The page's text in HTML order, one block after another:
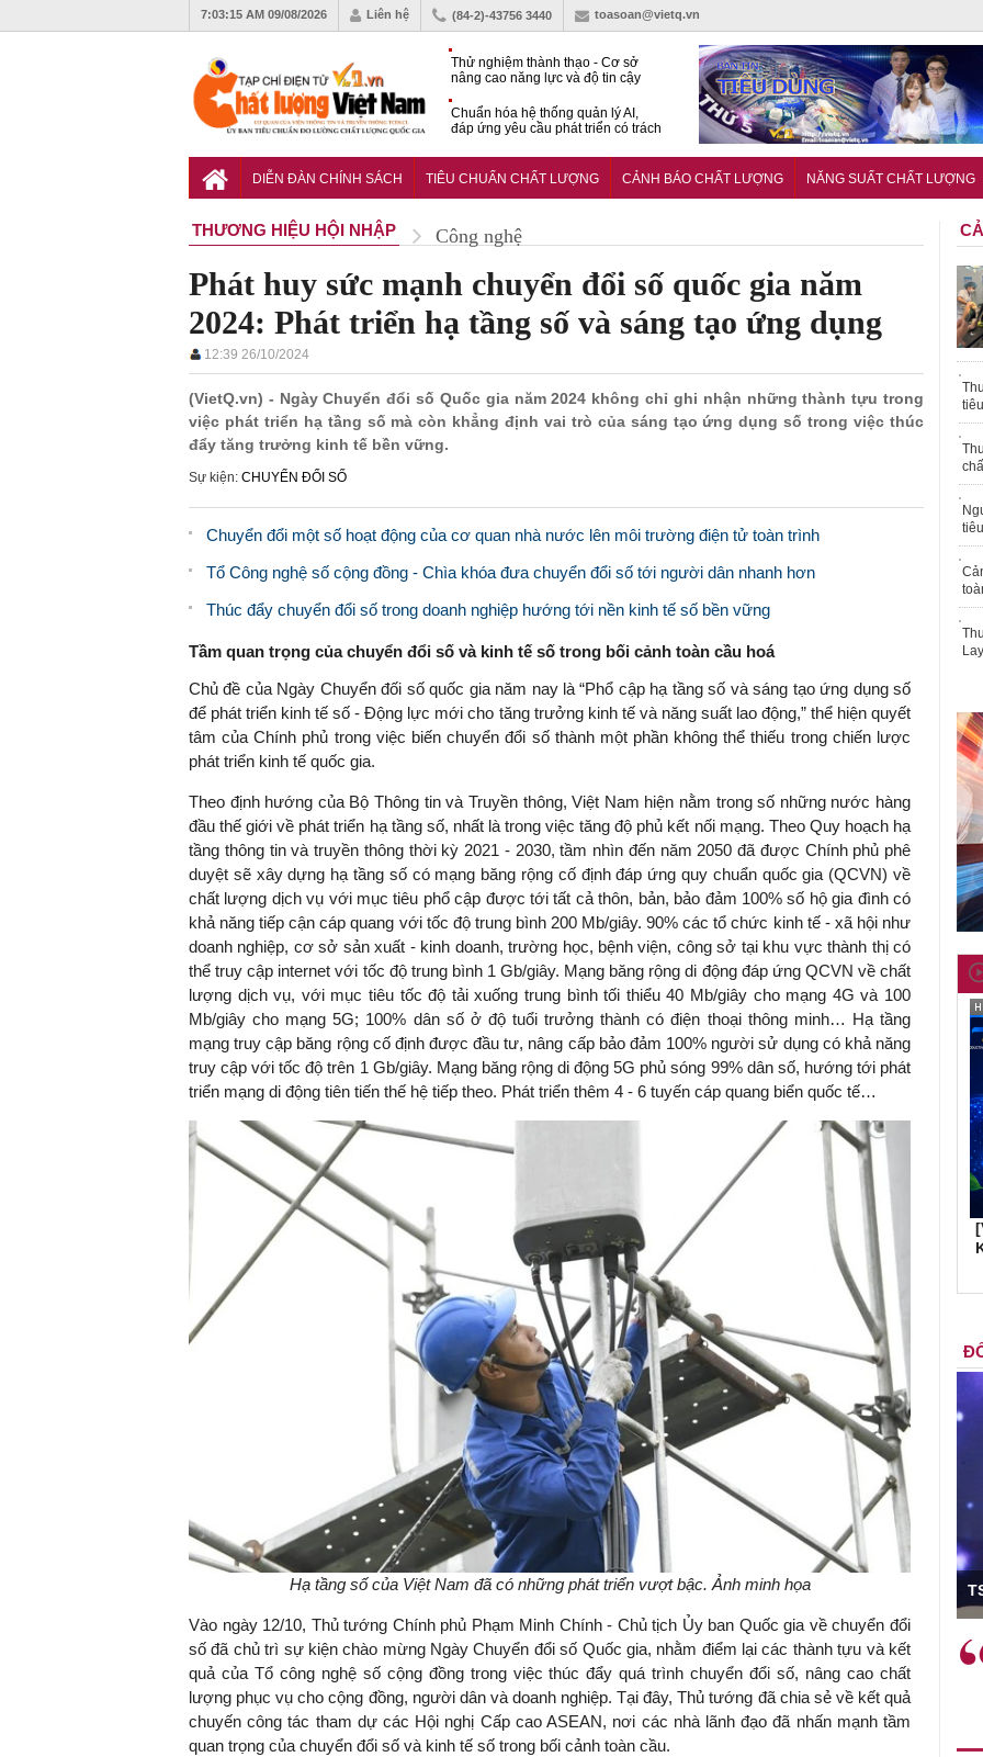
7:03:16 AM 09/08/2026 Liên hệ (84-2)-43756 3440 toasoan@vietq.vn
Thử nghiệm thành thạo - Cơ sở
nâng cao năng lực và độ tin cậy
Chuẩn hóa hệ thống quản lý AI,
đáp ứng yêu cầu phát triển có trách
thuật Trung tâm sát hạch lái xe
DIỄN ĐÀN CHÍNH SÁCH TIÊU CHUẨN CHẤT LƯỢNG CẢNH BÁO CHẤT LƯỢNG NĂNG SUẤT CHẤT LƯỢNG
THƯƠNG HIỆU HỘI NHẬP Công nghệ
Phát huy sức mạnh chuyển đổi số quốc gia năm
2024: Phát triển hạ tầng số và sáng tạo ứng dụng
12:39 26/10/2024
(VietQ.vn) - Ngày Chuyển đổi số Quốc gia năm 2024 không chỉ ghi nhận những thành tựu trong
việc phát triển hạ tầng số mà còn khẳng định vai trò của sáng tạo ứng dụng số trong việc thúc
đẩy tăng trưởng kinh tế bền vững.
Sự kiện: CHUYỂN ĐỔI SỐ
Chuyển đổi một số hoạt động của cơ quan nhà nước lên môi trường điện tử toàn trình
Tổ Công nghệ số cộng đồng - Chìa khóa đưa chuyển đổi số tới người dân nhanh hơn
Thúc đẩy chuyển đổi số trong doanh nghiệp hướng tới nền kinh tế số bền vững
Tầm quan trọng của chuyển đổi số và kinh tế số trong bối cảnh toàn cầu hoá
Chủ đề của Ngày Chuyển đối số quốc gia năm nay là “Phổ cập hạ tầng số và sáng tạo ứng dụng số
để phát triển kinh tế số - Động lực mới cho tăng trưởng kinh tế và năng suất lao động,” thể hiện quyết
tâm của Chính phủ trong việc biến chuyển đổi số thành một phần không thể thiếu trong chiến lược
phát triển kinh tế quốc gia.
Theo định hướng của Bộ Thông tin và Truyền thông, Việt Nam hiện nằm trong số những nước hàng
đầu thế giới về phát triển hạ tầng số, nhất là trong việc tăng độ phủ kết nối mạng. Theo Quy hoạch hạ
tầng thông tin và truyền thông thời kỳ 2021 - 2030, tầm nhìn đến năm 2050 đã được Chính phủ phê
duyệt sẽ xây dựng hạ tầng số có mạng băng rộng cố định đáp ứng quy chuẩn quốc gia (QCVN) về
chất lượng dịch vụ với mục tiêu phổ cập được tới tất cả thôn, bản, bảo đảm 100% số hộ gia đình có
khả năng tiếp cận cáp quang với tốc độ trung bình 200 Mb/giây. 90% các tổ chức kinh tế - xã hội như
doanh nghiệp, cơ sở sản xuất - kinh doanh, trường học, bệnh viện, công sở tại khu vực thành thị có
thể truy cập internet với tốc độ trung bình 1 Gb/giây. Mạng băng rộng di động đáp ứng QCVN về chất
lượng dịch vụ, với mục tiêu tốc độ tải xuống trung bình tối thiểu 40 Mb/giây cho mạng 4G và 100
Mb/giây cho mạng 5G; 100% dân số ở độ tuổi trưởng thành có điện thoại thông minh… Hạ tầng
mạng truy cập băng rộng cố định được đầu tư, nâng cấp bảo đảm 100% người sử dụng có khả năng
truy cập với tốc độ trên 1 Gb/giây. Mạng băng rộng di động 5G phủ sóng 99% dân số, hướng tới phát
triển mạng di động tiên tiến thế hệ tiếp theo. Phát triển thêm 4 - 6 tuyến cáp quang biển quốc tế…
Hạ tầng số của Việt Nam đã có những phát triển vượt bậc. Ảnh minh họa
Vào ngày 12/10, Thủ tướng Chính phủ Phạm Minh Chính - Chủ tịch Ủy ban Quốc gia về chuyển đổi
số đã chủ trì sự kiện chào mừng Ngày Chuyển đổi số Quốc gia, nhằm điểm lại các thành tựu và kết
quả của Tổ công nghệ số cộng đồng trong việc thúc đẩy quá trình chuyển đổi số, nâng cao chất
lượng phục vụ cho cộng đồng, người dân và doanh nghiệp. Tại đây, Thủ tướng đã chia sẻ về kết quả
chuyến công tác tham dự các Hội nghị Cấp cao ASEAN, nơi các nhà lãnh đạo đã nhấn mạnh tầm
quan trọng của chuyển đổi số và kinh tế số trong bối cảnh toàn cầu.
TS. Nguyễn Đức Độ - Phó Viện trưởng
Viện Kinh tế Tài chính
"Có rất nhiều việc phải làm
ngay từ bây giờ và trên thực tế
đang được tiến hành như tăng
đầu tư cho khoa học công
nghệ; ban hành các cơ chế
Việc sử dụng hiệu quả chính
sách tài khóa không chỉ mang ý
nghĩa hỗ trợ ngắn hạn mà còn
đóng vai trò tạo nền tảng cho